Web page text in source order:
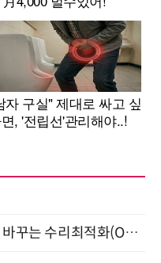
[올쇼TV] AI 시대의 의사결정을 바꾸는 수리최적화(Optimization) 소개 (8/20 생방송)